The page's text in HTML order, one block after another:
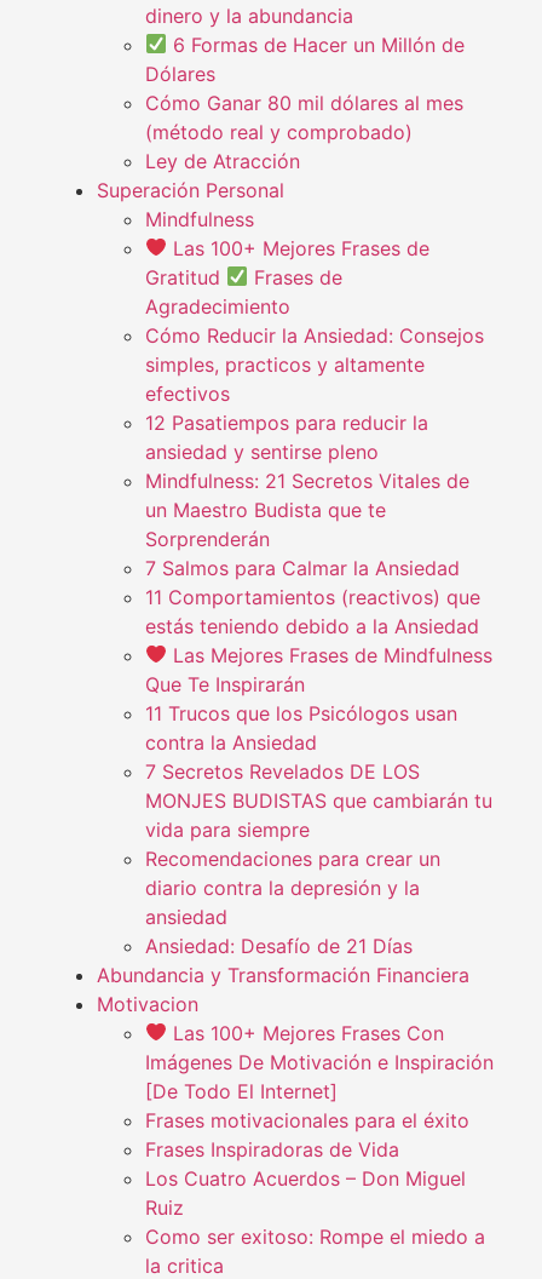
dinero y la abundancia
6 Formas de Hacer un Millón de
Dólares
Cómo Ganar 80 mil dólares al mes
(método real y comprobado)
Ley de Atracción
Superación Personal
Mindfulness
Las 100+ Mejores Frases de
Gratitud
Frases de
Agradecimiento
Cómo Reducir la Ansiedad: Consejos
simples, practicos y altamente
efectivos
12 Pasatiempos para reducir la
ansiedad y sentirse pleno
Mindfulness: 21 Secretos Vitales de
un Maestro Budista que te
Sorprenderán
7 Salmos para Calmar la Ansiedad
11 Comportamientos (reactivos) que
estás teniendo debido a la Ansiedad
Las Mejores Frases de Mindfulness
Que Te Inspirarán
11 Trucos que los Psicólogos usan
contra la Ansiedad
7 Secretos Revelados DE LOS
MONJES BUDISTAS que cambiarán tu
vida para siempre
Recomendaciones para crear un
diario contra la depresión y la
ansiedad
Ansiedad: Desafío de 21 Días
Abundancia y Transformación Financiera
Motivacion
Las 100+ Mejores Frases Con
Imágenes De Motivación e Inspiración
[De Todo El Internet]
Frases motivacionales para el éxito
Frases Inspiradoras de Vida
Los Cuatro Acuerdos – Don Miguel
Ruiz
Como ser exitoso: Rompe el miedo a
la critica